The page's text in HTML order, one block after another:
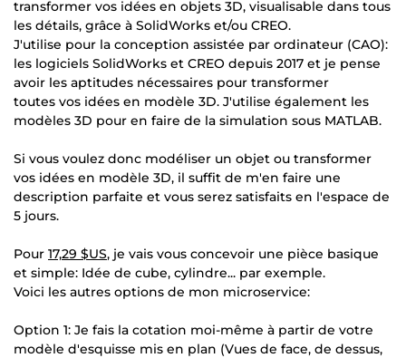
transformer vos idées en objets 3D, visualisable dans tous
les détails, grâce à SolidWorks et/ou CREO.
J'utilise pour la conception assistée par ordinateur (CAO):
les logiciels SolidWorks et CREO depuis 2017 et je pense
avoir les aptitudes nécessaires pour transformer
toutes vos idées en modèle 3D. J'utilise également les
modèles 3D pour en faire de la simulation sous MATLAB.
Si vous voulez donc modéliser un objet ou transformer
vos idées en modèle 3D, il suffit de m'en faire une
description parfaite et vous serez satisfaits en l'espace de
5 jours.
Pour 17,29 $US, je vais vous concevoir une pièce basique
et simple: Idée de cube, cylindre... par exemple.
Voici les autres options de mon microservice:
Option 1: Je fais la cotation moi-même à partir de votre
modèle d'esquisse mis en plan (Vues de face, de dessus,